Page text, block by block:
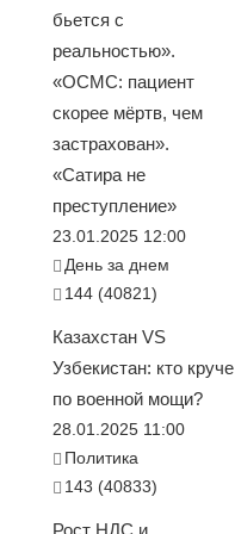
бьется с
реальностью».
«ОСМС: пациент
скорее мёртв, чем
застрахован».
«Сатира не
преступление»
23.01.2025 12:00
День за днем
144 (40821)
Казахстан VS
Узбекистан: кто круче
по военной мощи?
28.01.2025 11:00
Политика
143 (40833)
Рост НДС и